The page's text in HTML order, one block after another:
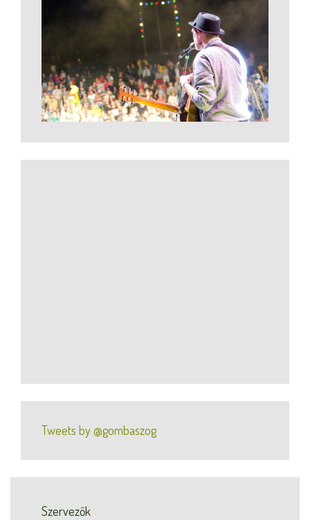
Tweets by @gombaszog
Szervezők